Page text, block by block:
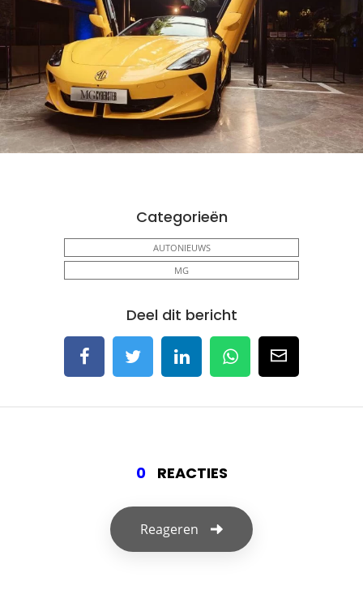
Categorieën
AUTONIEUWS
MG
Deel dit bericht
0 REACTIES
Reageren